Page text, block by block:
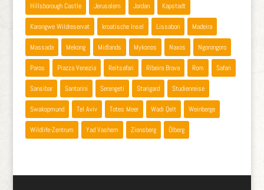
Hillsborough Castle Jerusalem Jordan Kapstadt
Karongwe Wildreservat kroatische Insel Lissabon Madeira
Massada Mekong Midlands Mykonos Naxos Ngorongoro
Paros Piazza Venezia Reitsafari Ribeira Brava Rom Safari
Sansibar Santorini Serengeti Starigard Studienreise
Swakopmund Tel Aviv Totes Meer Wadi Qelt Weinberge
Wildlife-Zentrum Yad Vashem Zionsberg Ölberg